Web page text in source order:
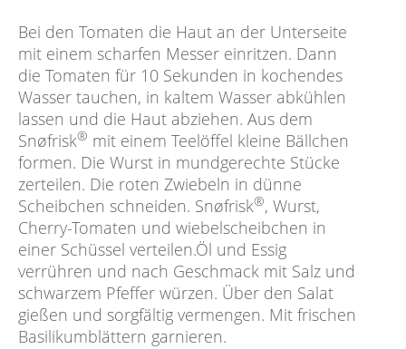
Bei den Tomaten die Haut an der Unterseite
mit einem scharfen Messer einritzen. Dann
die Tomaten für 10 Sekunden in kochendes
Wasser tauchen, in kaltem Wasser abkühlen
lassen und die Haut abziehen. Aus dem
Snøfrisk® mit einem Teelöffel kleine Bällchen
formen. Die Wurst in mundgerechte Stücke
zerteilen. Die roten Zwiebeln in dünne
Scheibchen schneiden. Snøfrisk®, Wurst,
Cherry-Tomaten und wiebelscheibchen in
einer Schüssel verteilen.Öl und Essig
verrühren und nach Geschmack mit Salz und
schwarzem Pfeffer würzen. Über den Salat
gießen und sorgfältig vermengen. Mit frischen
Basilikumblättern garnieren.